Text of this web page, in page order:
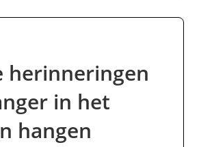
herinneringen
in het
hangen